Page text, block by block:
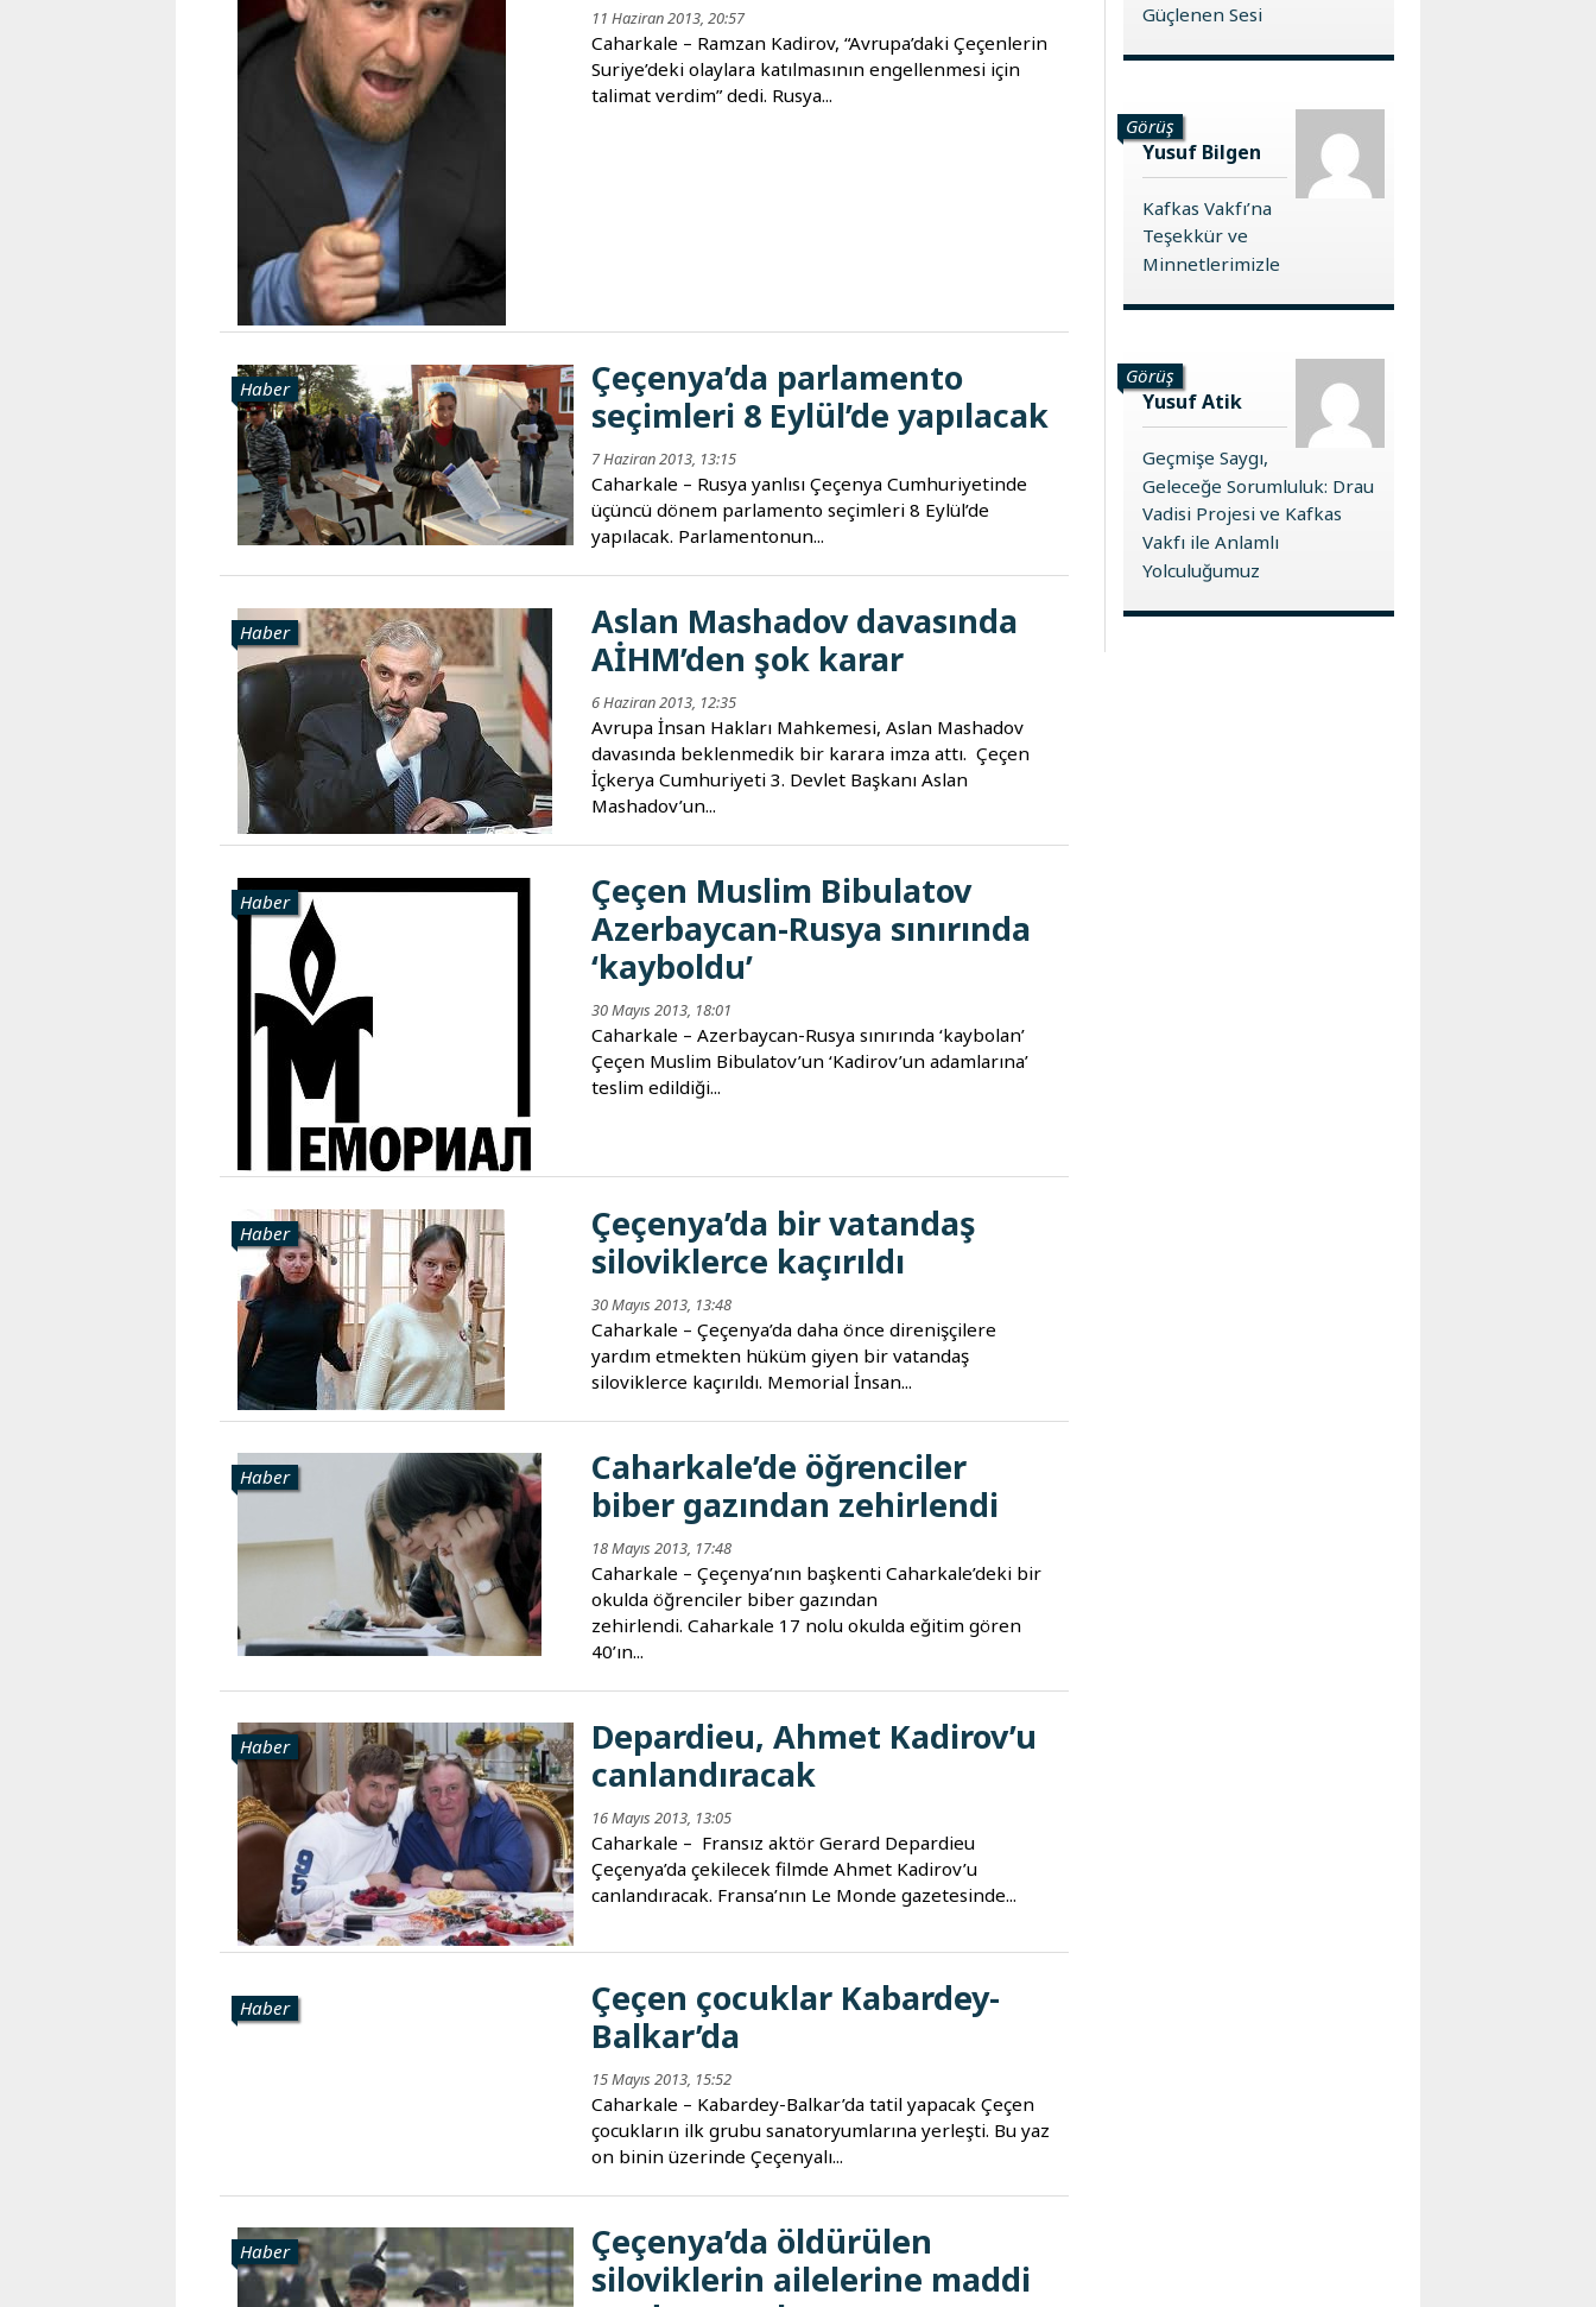
11 Haziran 2013, 20:57
Caharkale – Ramzan Kadirov, “Avrupa’daki Çeçenlerin
Suriye’deki olaylara katılmasının engellenmesi için
talimat verdim” dedi. Rusya...
Haber
Çeçenya’da parlamento
seçimleri 8 Eylül’de yapılacak
7 Haziran 2013, 13:15
Caharkale – Rusya yanlısı Çeçenya Cumhuriyetinde
üçüncü dönem parlamento seçimleri 8 Eylül’de
yapılacak. Parlamentonun...
Haber
Aslan Mashadov davasında
AİHM’den şok karar
6 Haziran 2013, 12:35
Avrupa İnsan Hakları Mahkemesi, Aslan Mashadov
davasında beklenmedik bir karara imza attı. Çeçen
İçkerya Cumhuriyeti 3. Devlet Başkanı Aslan
Mashadov’un...
Haber
Çeçen Muslim Bibulatov
Azerbaycan-Rusya sınırında
‘kayboldu’
30 Mayıs 2013, 18:01
Caharkale – Azerbaycan-Rusya sınırında ‘kaybolan’
Çeçen Muslim Bibulatov’un ‘Kadirov’un adamlarına’
teslim edildiği...
Haber
Çeçenya’da bir vatandaş
siloviklerce kaçırıldı
30 Mayıs 2013, 13:48
Caharkale – Çeçenya’da daha önce direnişçilere
yardım etmekten hüküm giyen bir vatandaş
siloviklerce kaçırıldı. Memorial İnsan...
Haber
Caharkale’de öğrenciler
biber gazından zehirlendi
18 Mayıs 2013, 17:48
Caharkale – Çeçenya’nın başkenti Caharkale’deki bir
okulda öğrenciler biber gazından
zehirlendi. Caharkale 17 nolu okulda eğitim gören
40’ın...
Haber
Depardieu, Ahmet Kadirov’u
canlandıracak
16 Mayıs 2013, 13:05
Caharkale – Fransız aktör Gerard Depardieu
Çeçenya’da çekilecek filmde Ahmet Kadirov’u
canlandıracak. Fransa’nın Le Monde gazetesinde...
Haber
Çeçen çocuklar Kabardey-
Balkar’da
15 Mayıs 2013, 15:52
Caharkale – Kabardey-Balkar’da tatil yapacak Çeçen
çocukların ilk grubu sanatoryumlarına yerleşti. Bu yaz
on binin üzerinde Çeçenyalı...
Haber
Çeçenya’da öldürülen
siloviklerin ailelerine maddi
Güçlenen Sesi
Görüş
Yusuf Bilgen
Kafkas Vakfı’na
Teşekkür ve
Minnetlerimizle
Görüş
Yusuf Atik
Geçmişe Saygı,
Geleceğe Sorumluluk: Drau
Vadisi Projesi ve Kafkas
Vakfı ile Anlamlı
Yolculuğumuz